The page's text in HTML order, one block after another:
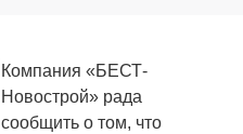
Компания «БЕСТ-
Новострой» рада
сообщить о том, что